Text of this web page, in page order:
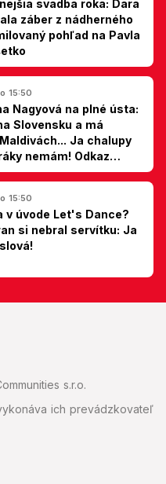
svadba roka: Dara
záber z nádherného
pohľad na Pavla
15:50
Nagyová na plné ústa:
Slovensku a má
Ja chalupy
nemám! Odkaz
15:50
v úvode Let's Dance?
si nebral servítku: Ja
s.r.o.
ich prevádzkovateľ